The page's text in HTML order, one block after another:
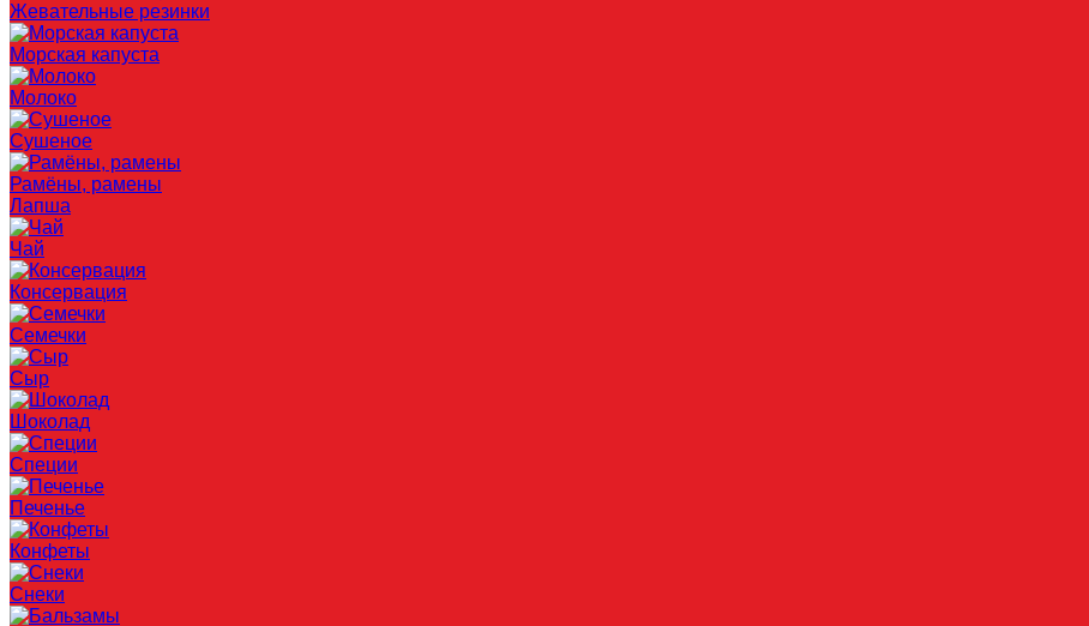
Жевательные резинки
Морская капуста
Молоко
Сушеное
Рамёны, рамены
Лапша
Чай
Консервация
Семечки
Сыр
Шоколад
Специи
Печенье
Конфеты
Снеки